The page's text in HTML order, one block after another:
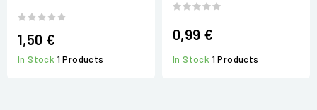
1,50 €
In Stock 1 Products
0,99 €
In Stock 1 Products